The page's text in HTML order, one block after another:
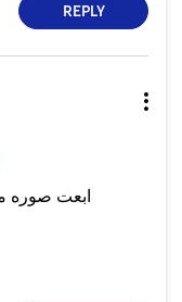
REPLY
ابعت صوره